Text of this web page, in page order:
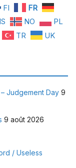
FI
FR
NO
PL
TR UK
Judgement Day 9
9 août 2026
/ Useless